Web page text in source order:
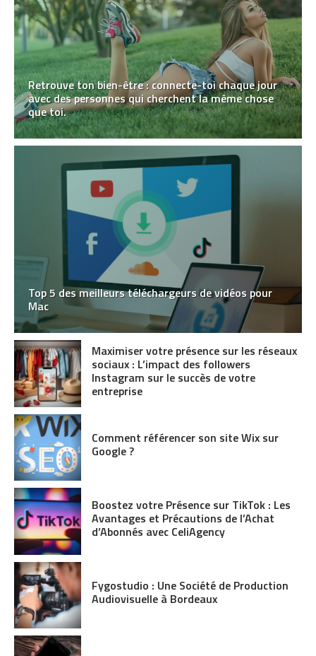
Retrouve ton bien-être : connecte-toi chaque jour
avec des personnes qui cherchent la même chose
que toi.
Top 5 des meilleurs téléchargeurs de vidéos pour
Mac
Maximiser votre présence sur les réseaux
sociaux : L’impact des followers
Instagram sur le succès de votre
entreprise
Comment référencer son site Wix sur
Google ?
Boostez votre Présence sur TikTok : Les
Avantages et Précautions de l’Achat
d’Abonnés avec CeliAgency
Fygostudio : Une Société de Production
Audiovisuelle à Bordeaux